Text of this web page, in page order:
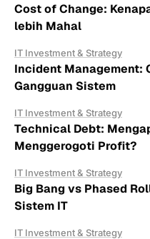
Cost of Change:
lebih Mahal
IT Investment & Strategy
Incident Management:
Gangguan Sistem
IT Investment & Strategy
Technical Debt:
Menggerogoti Profit?
IT Investment & Strategy
Big Bang vs Phased
Sistem IT
IT Investment & Strategy